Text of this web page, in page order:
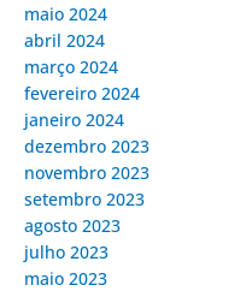
maio 2024
abril 2024
março 2024
fevereiro 2024
janeiro 2024
dezembro 2023
novembro 2023
setembro 2023
agosto 2023
julho 2023
maio 2023